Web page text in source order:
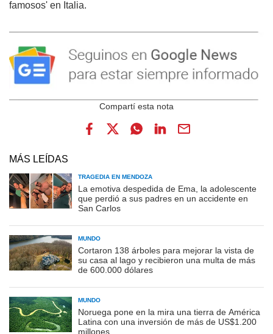
famosos' en Italia.
MÁS LEÍDAS
TRAGEDIA EN MENDOZA
La emotiva despedida de Ema, la adolescente
que perdió a sus padres en un accidente en
San Carlos
MUNDO
Cortaron 138 árboles para mejorar la vista de
su casa al lago y recibieron una multa de más
de 600.000 dólares
MUNDO
Noruega pone en la mira una tierra de América
Latina con una inversión de más de US$1.200
millones